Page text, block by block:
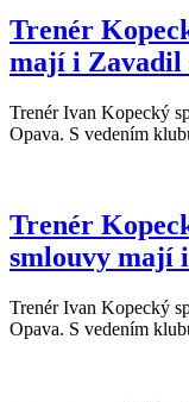
Trenér
mají i Zavadil
Trenér Ivan Kopecký
Opava. S vedením
Trenér
smlouvy mají
Trenér Ivan Kopecký
Opava. S vedením